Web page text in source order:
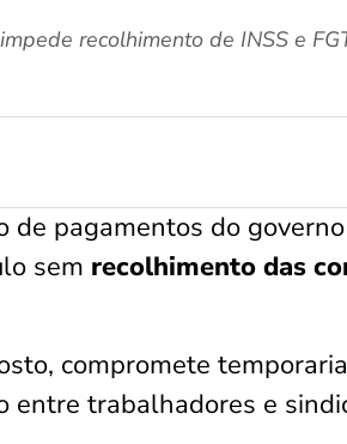
recolhimento de INSS e
de pagamentos do
sem recolhimento das
compromete
entre trabalhadores e